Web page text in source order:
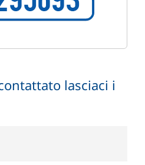
lasciaci i